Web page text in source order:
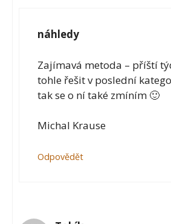
náhledy
Zajímavá metoda – příští
tohle řešit v poslední
tak se o ní také zmíním 🙂
Michal Krause
Odpovědět